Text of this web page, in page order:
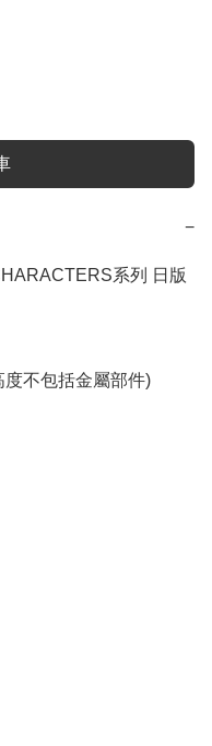
−
系列 日版
度不包括金屬部件)